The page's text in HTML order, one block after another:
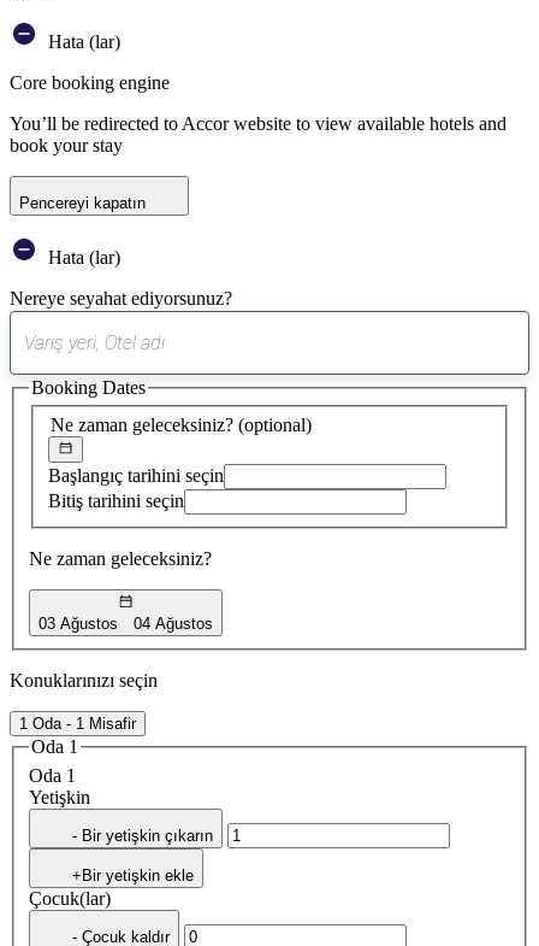
Hata (lar)
Core booking engine
You’ll be redirected to Accor website to view available hotels and
book your stay
Pencereyi kapatın
Hata (lar)
Nereye seyahat ediyorsunuz?
öneri
bulundu
Ne zaman geleceksiniz? (optional)
Başlangıç tarihini seçin
Bitiş tarihini seçin
Ne zaman geleceksiniz?
03 Ağustos 04 Ağustos
Booking Dates
Konuklarınızı seçin
1 Oda - 1 Misafir
Oda 1
Oda 1
Yetişkin
- Bir yetişkin çıkarın
+Bir yetişkin ekle
Çocuk(lar)
- Çocuk kaldır